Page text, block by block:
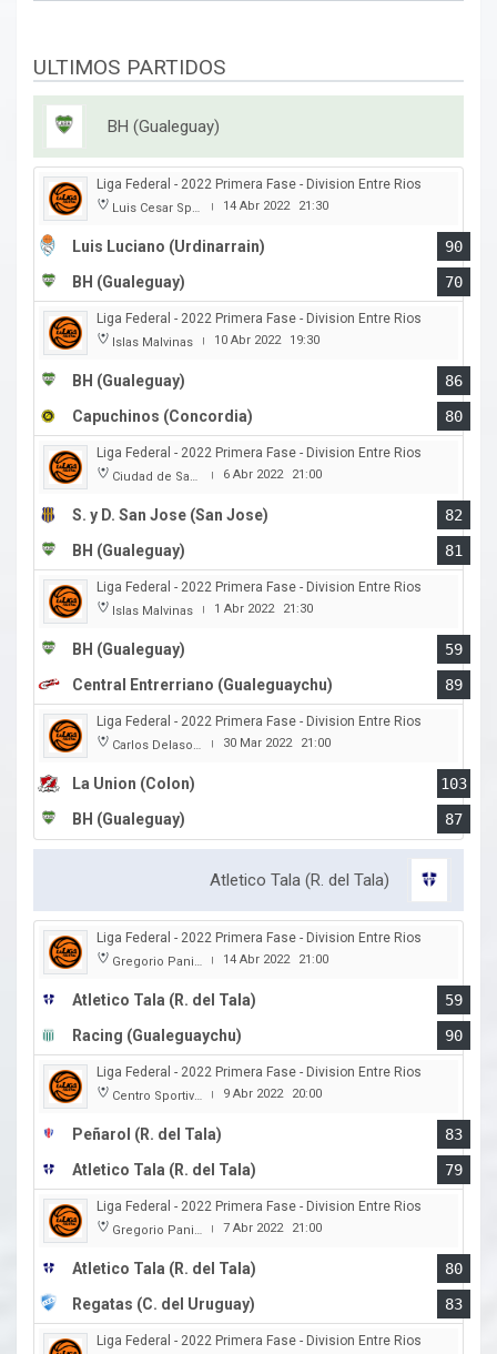
ULTIMOS PARTIDOS
BH (Gualeguay)
Liga Federal - 2022 Primera Fase - Division Entre Rios
Luis Cesar Spiazzi | 14 Abr 2022 21:30
Luis Luciano (Urdinarrain)
90
BH (Gualeguay)
70
Liga Federal - 2022 Primera Fase - Division Entre Rios
Islas Malvinas | 10 Abr 2022 19:30
BH (Gualeguay)
86
Capuchinos (Concordia)
80
Liga Federal - 2022 Primera Fase - Division Entre Rios
Ciudad de San Jose | 6 Abr 2022 21:00
S. y D. San Jose (San Jose)
82
BH (Gualeguay)
81
Liga Federal - 2022 Primera Fase - Division Entre Rios
Islas Malvinas | 1 Abr 2022 21:30
BH (Gualeguay)
59
Central Entrerriano (Gualeguaychu)
89
Liga Federal - 2022 Primera Fase - Division Entre Rios
Carlos Delasoie | 30 Mar 2022 21:00
La Union (Colon)
103
BH (Gualeguay)
87
Atletico Tala (R. del Tala)
Liga Federal - 2022 Primera Fase - Division Entre Rios
Gregorio Panizza | 14 Abr 2022 21:00
Atletico Tala (R. del Tala)
59
Racing (Gualeguaychu)
90
Liga Federal - 2022 Primera Fase - Division Entre Rios
Centro Sportivo Peñarol | 9 Abr 2022 20:00
Peñarol (R. del Tala)
83
Atletico Tala (R. del Tala)
79
Liga Federal - 2022 Primera Fase - Division Entre Rios
Gregorio Panizza | 7 Abr 2022 21:00
Atletico Tala (R. del Tala)
80
Regatas (C. del Uruguay)
83
Liga Federal - 2022 Primera Fase - Division Entre Rios